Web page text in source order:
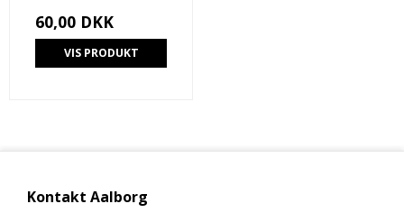
60,00 DKK
VIS PRODUKT
Kontakt Aalborg